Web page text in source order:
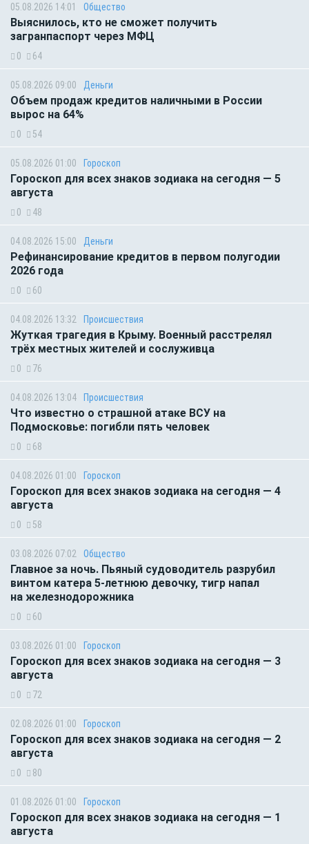
05.08.2026 14:01 Общество
Выяснилось, кто не сможет получить
загранпаспорт через МФЦ
0 64
05.08.2026 09:00 Деньги
Объем продаж кредитов наличными в России
вырос на 64%
0 54
05.08.2026 01:00 Гороскоп
Гороскоп для всех знаков зодиака на сегодня — 5
августа
0 48
04.08.2026 15:00 Деньги
Рефинансирование кредитов в первом полугодии
2026 года
0 60
04.08.2026 13:32 Происшествия
Жуткая трагедия в Крыму. Военный расстрелял
трёх местных жителей и сослуживца
0 76
04.08.2026 13:04 Происшествия
Что известно о страшной атаке ВСУ на
Подмосковье: погибли пять человек
0 68
04.08.2026 01:00 Гороскоп
Гороскоп для всех знаков зодиака на сегодня — 4
августа
0 58
03.08.2026 07:02 Общество
Главное за ночь. Пьяный судоводитель разрубил
винтом катера 5-летнюю девочку, тигр напал
на железнодорожника
0 60
03.08.2026 01:00 Гороскоп
Гороскоп для всех знаков зодиака на сегодня — 3
августа
0 72
02.08.2026 01:00 Гороскоп
Гороскоп для всех знаков зодиака на сегодня — 2
августа
0 80
01.08.2026 01:00 Гороскоп
Гороскоп для всех знаков зодиака на сегодня — 1
августа